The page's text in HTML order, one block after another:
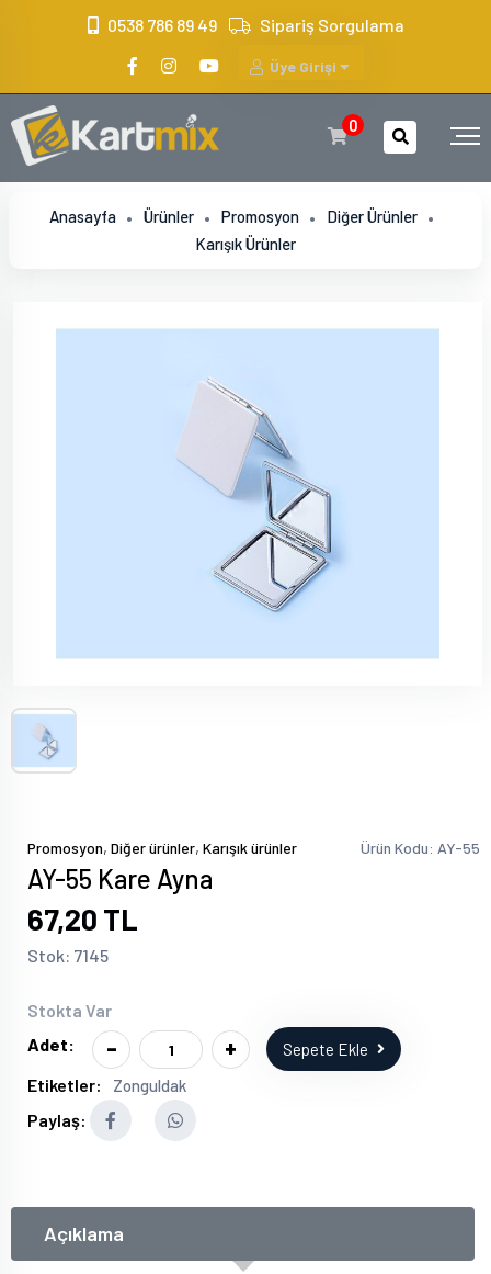
0538 786 89 49 Sipariş Sorgulama
Üye Girişi
0
Anasayfa Ürünler Promosyon
Diğer Ürünler
Karışık Ürünler
Promosyon, Diğer ürünler, Karışık ürünler Ürün Kodu: AY-55
AY-55 Kare Ayna
67,20 TL
Stok: 7145
Stokta Var
Adet:
- + Sepete Ekle
Etiketler: Zonguldak
Paylaş:
Açıklama